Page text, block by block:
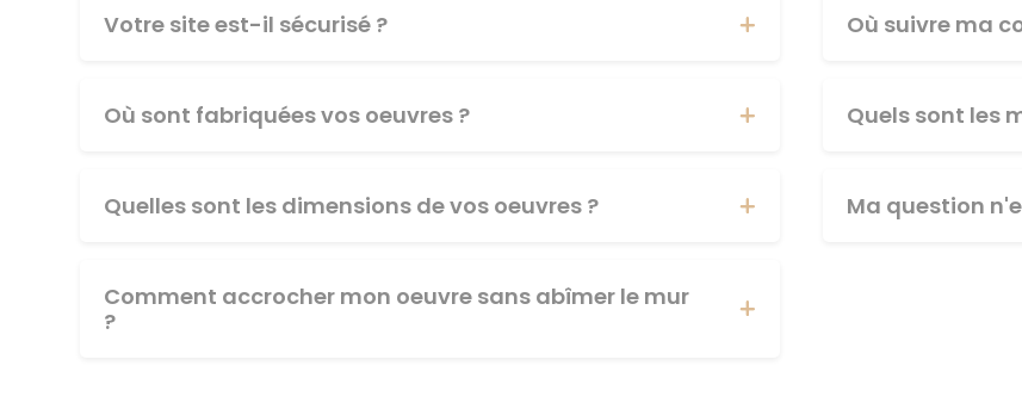
Votre site est-il sécurisé ?
Où sont fabriquées vos oeuvres ?
Quelles sont les dimensions de vos oeuvres ?
Comment accrocher mon oeuvre sans abîmer le mur
?
Où suivre ma
Quels sont les
Ma question